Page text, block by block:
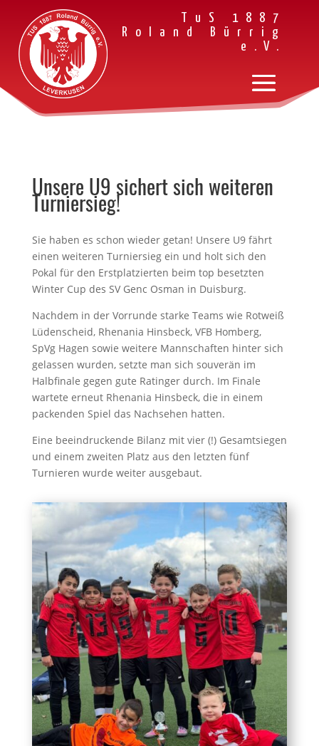
TuS 1887
Roland Bürrig
e.V.
Unsere U9 sichert sich weiteren
Turniersieg!
Sie haben es schon wieder getan! Unsere U9 fährt
einen weiteren Turniersieg ein und holt sich den
Pokal für den Erstplatzierten beim top besetzten
Winter Cup des SV Genc Osman in Duisburg.
Nachdem in der Vorrunde starke Teams wie Rotweiß
Lüdenscheid, Rhenania Hinsbeck, VFB Homberg,
SpVg Hagen sowie weitere Mannschaften hinter sich
gelassen wurden, setzte man sich souverän im
Halbfinale gegen gute Ratinger durch. Im Finale
wartete erneut Rhenania Hinsbeck, die in einem
packenden Spiel das Nachsehen hatten.
Eine beeindruckende Bilanz mit vier (!) Gesamtsiegen
und einem zweiten Platz aus den letzten fünf
Turnieren wurde weiter ausgebaut.